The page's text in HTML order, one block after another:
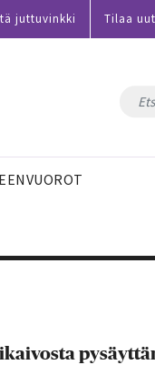
juttuvinkki Tilaa